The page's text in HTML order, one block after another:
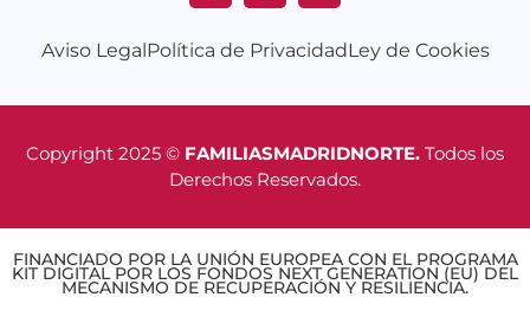
Aviso Legal Política de PrivacidadLey de Cookies
Copyright 2025 © FAMILIASMADRIDNORTE. Todos los
Derechos Reservados.
FINANCIADO POR LA UNIÓN EUROPEA CON EL PROGRAMA
KIT DIGITAL POR LOS FONDOS NEXT GENERATION (EU) DEL
MECANISMO DE RECUPERACIÓN Y RESILIENCIA.